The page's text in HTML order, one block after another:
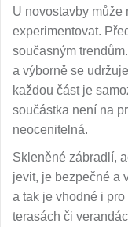
U novostavby může
experimentovat.
současným
a výborně se
každou část je
součástka není na
neocenitelná.
Skleněné zábradlí,
jevit, je bezpečné a
a tak je vhodné i
terasách či